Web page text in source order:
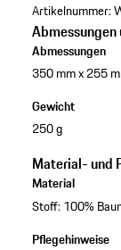
Artikelnummer:
Abmessungen
350 mm x 255
Gewicht
250 g
Material- und
Material
Stoff: 100%
Pflegehinweise